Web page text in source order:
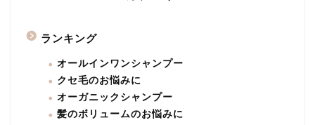
ランキング
オールインワンシャンプー
クセ毛のお悩みに
オーガニックシャンプー
髪のボリュームのお悩みに